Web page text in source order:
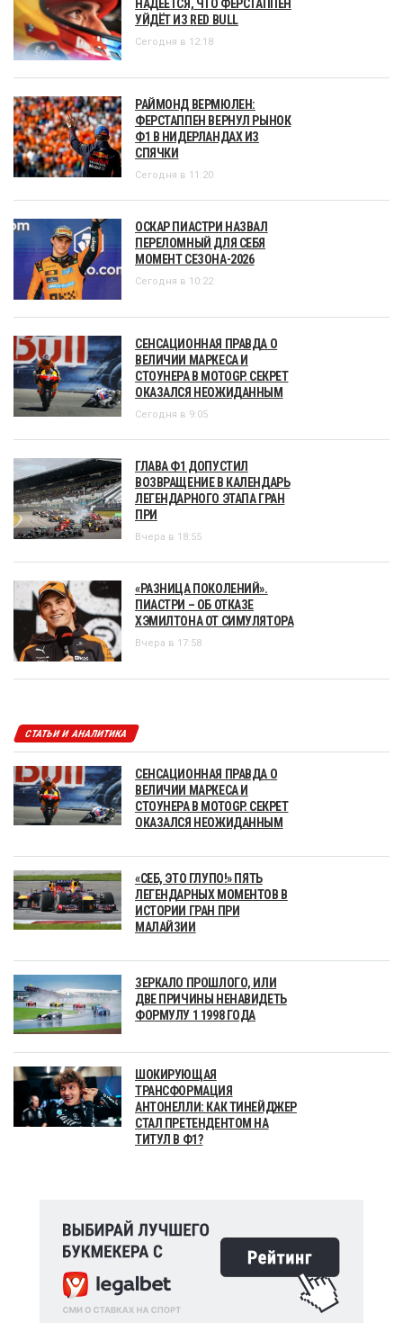
НАДЕЕТСЯ, ЧТО ФЕРСТАППЕН
УЙДЁТ ИЗ RED BULL
Сегодня в 12:18
РАЙМОНД ВЕРМЮЛЕН:
ФЕРСТАППЕН ВЕРНУЛ РЫНОК
Ф1 В НИДЕРЛАНДАХ ИЗ
СПЯЧКИ
Сегодня в 11:20
ОСКАР ПИАСТРИ НАЗВАЛ
ПЕРЕЛОМНЫЙ ДЛЯ СЕБЯ
МОМЕНТ СЕЗОНА-2026
Сегодня в 10:22
СЕНСАЦИОННАЯ ПРАВДА О
ВЕЛИЧИИ МАРКЕСА И
СТОУНЕРА В MOTOGP. СЕКРЕТ
ОКАЗАЛСЯ НЕОЖИДАННЫМ
Сегодня в 9:05
ГЛАВА Ф1 ДОПУСТИЛ
ВОЗВРАЩЕНИЕ В КАЛЕНДАРЬ
ЛЕГЕНДАРНОГО ЭТАПА ГРАН
ПРИ
Вчера в 18:55
«РАЗНИЦА ПОКОЛЕНИЙ».
ПИАСТРИ – ОБ ОТКАЗЕ
ХЭМИЛТОНА ОТ СИМУЛЯТОРА
Вчера в 17:58
СТАТЬИ И АНАЛИТИКА
СЕНСАЦИОННАЯ ПРАВДА О
ВЕЛИЧИИ МАРКЕСА И
СТОУНЕРА В MOTOGP. СЕКРЕТ
ОКАЗАЛСЯ НЕОЖИДАННЫМ
«СЕБ, ЭТО ГЛУПО!» ПЯТЬ
ЛЕГЕНДАРНЫХ МОМЕНТОВ В
ИСТОРИИ ГРАН ПРИ
МАЛАЙЗИИ
ЗЕРКАЛО ПРОШЛОГО, ИЛИ
ДВЕ ПРИЧИНЫ НЕНАВИДЕТЬ
ФОРМУЛУ 1 1998 ГОДА
ШОКИРУЮЩАЯ
ТРАНСФОРМАЦИЯ
АНТОНЕЛЛИ: КАК ТИНЕЙДЖЕР
СТАЛ ПРЕТЕНДЕНТОМ НА
ТИТУЛ В Ф1?